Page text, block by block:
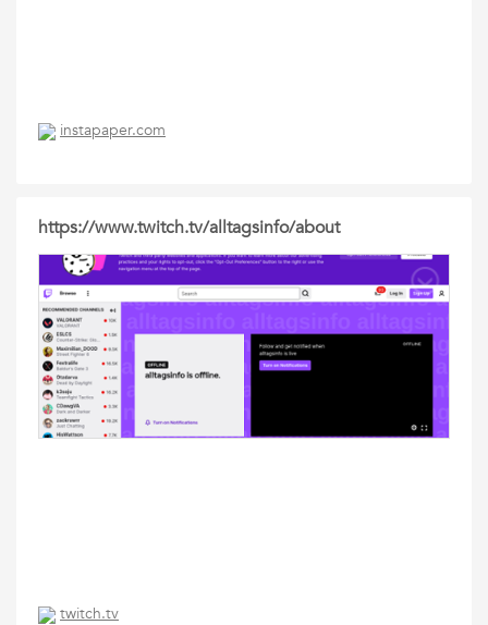
instapaper.com
https://www.twitch.tv/alltagsinfo/about
twitch.tv